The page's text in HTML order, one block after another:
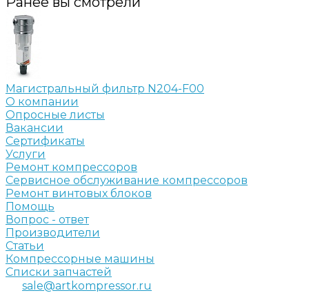
Магистральный фильтр N204-F00
О компании
Опросные листы
Вакансии
Сертификаты
Услуги
Ремонт компрессоров
Сервисное обслуживание компрессоров
Ремонт винтовых блоков
Помощь
Вопрос - ответ
Производители
Статьи
Компрессорные машины
Списки запчастей
sale@artkompressor.ru